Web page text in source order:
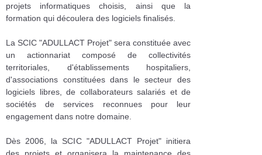
projets informatiques choisis, ainsi que la
formation qui découlera des logiciels finalisés.
La SCIC "ADULLACT Projet" sera constituée avec
un actionnariat composé de collectivités
territoriales, d'établissements hospitaliers,
d'associations constituées dans le secteur des
logiciels libres, de collaborateurs salariés et de
sociétés de services reconnues pour leur
engagement dans notre domaine.
Dès 2006, la SCIC "ADULLACT Projet" initiera
des projets et organisera la maintenance des